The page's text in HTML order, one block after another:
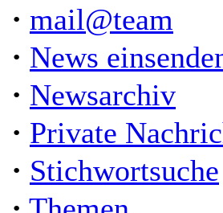
· mail@team
· News
· Newsarchiv
· Private
· Stichwortsuche